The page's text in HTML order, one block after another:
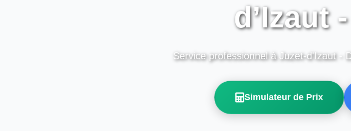
d’Izaut
Service professionnel à Juzet-d'Izaut -
Simulateur de Prix